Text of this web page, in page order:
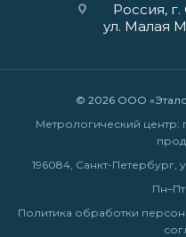
Россия,
ул. Малая
© 2026 ООО
Метрологический центр:
196084, Санкт-Петербург,
Политика обработки